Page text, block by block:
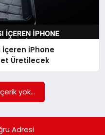
İçeren iPhone
Üretilecek
yok...
Adresi